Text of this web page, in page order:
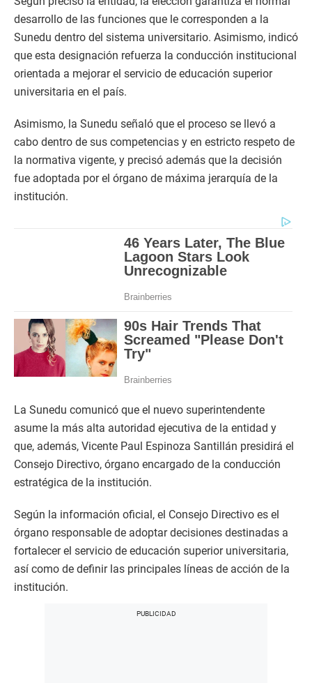
desarrollo de las funciones que le corresponden a la
Sunedu dentro del sistema universitario. Asimismo, indicó
que esta designación refuerza la conducción institucional
orientada a mejorar el servicio de educación superior
universitaria en el país.
Asimismo, la Sunedu señaló que el proceso se llevó a
cabo dentro de sus competencias y en estricto respeto de
la normativa vigente, y precisó además que la decisión
fue adoptada por el órgano de máxima jerarquía de la
institución.
La Sunedu comunicó que el nuevo superintendente
asume la más alta autoridad ejecutiva de la entidad y
que, además, Vicente Paul Espinoza Santillán presidirá el
Consejo Directivo, órgano encargado de la conducción
estratégica de la institución.
Según la información oficial, el Consejo Directivo es el
órgano responsable de adoptar decisiones destinadas a
fortalecer el servicio de educación superior universitaria,
así como de definir las principales líneas de acción de la
institución.